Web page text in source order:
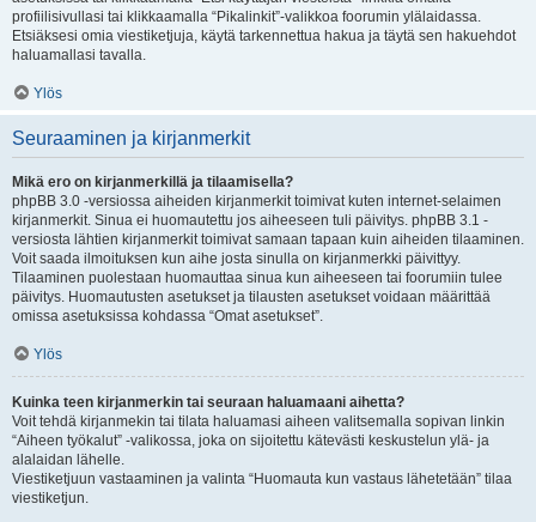
profiilisivullasi tai klikkaamalla “Pikalinkit”-valikkoa foorumin ylälaidassa.
Etsiäksesi omia viestiketjuja, käytä tarkennettua hakua ja täytä sen hakuehdot
haluamallasi tavalla.
Ylös
Seuraaminen ja kirjanmerkit
Mikä ero on kirjanmerkillä ja tilaamisella?
phpBB 3.0 -versiossa aiheiden kirjanmerkit toimivat kuten internet-selaimen
kirjanmerkit. Sinua ei huomautettu jos aiheeseen tuli päivitys. phpBB 3.1 -
versiosta lähtien kirjanmerkit toimivat samaan tapaan kuin aiheiden tilaaminen.
Voit saada ilmoituksen kun aihe josta sinulla on kirjanmerkki päivittyy.
Tilaaminen puolestaan huomauttaa sinua kun aiheeseen tai foorumiin tulee
päivitys. Huomautusten asetukset ja tilausten asetukset voidaan määrittää
omissa asetuksissa kohdassa “Omat asetukset”.
Ylös
Kuinka teen kirjanmerkin tai seuraan haluamaani aihetta?
Voit tehdä kirjanmekin tai tilata haluamasi aiheen valitsemalla sopivan linkin
“Aiheen työkalut” -valikossa, joka on sijoitettu kätevästi keskustelun ylä- ja
alalaidan lähelle.
Viestiketjuun vastaaminen ja valinta “Huomauta kun vastaus lähetetään” tilaa
viestiketjun.